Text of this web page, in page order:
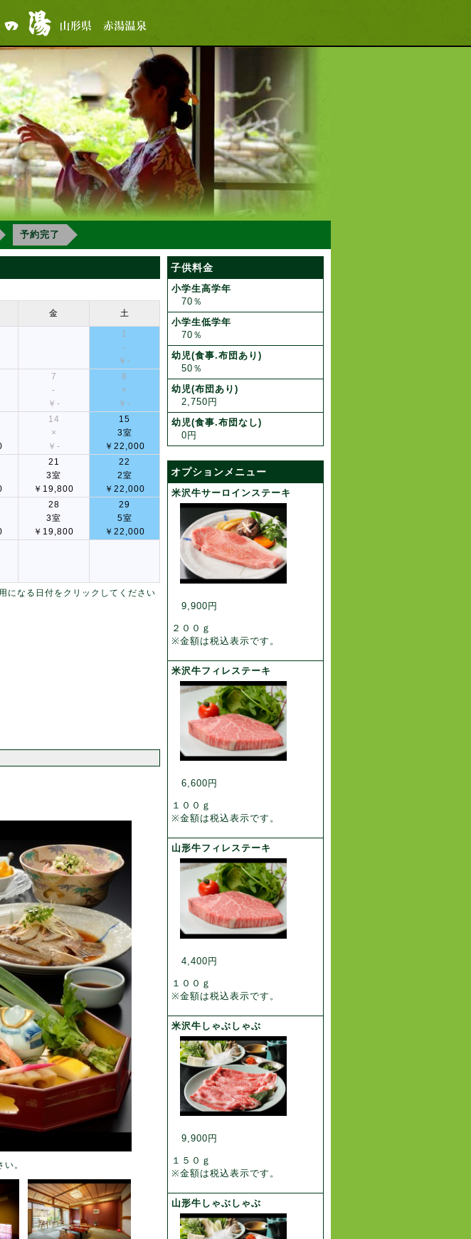
予約完了
金 土
1
-
￥-
7
-
￥-
8
×
￥-
14
×
￥-
15
3室
￥22,000
21
3室
￥19,800
22
2室
￥22,000
28
3室
￥19,800
29
5室
￥22,000
になる日付をクリックしてください
。
子供料金
小学生高学年
70％
小学生低学年
70％
幼児(食事.布団あり)
50％
幼児(布団あり)
2,750円
幼児(食事.布団なし)
0円
オプションメニュー
米沢牛サーロインステーキ
9,900円
２００ｇ
※金額は税込表示です。
米沢牛フィレステーキ
6,600円
１００ｇ
※金額は税込表示です。
山形牛フィレステーキ
4,400円
１００ｇ
※金額は税込表示です。
米沢牛しゃぶしゃぶ
9,900円
１５０ｇ
※金額は税込表示です。
山形牛しゃぶしゃぶ